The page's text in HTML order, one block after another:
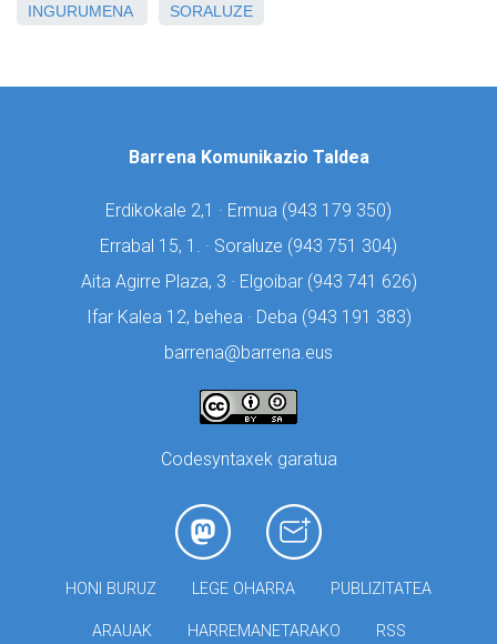
INGURUMENA SORALUZE
Barrena Komunikazio Taldea
Erdikokale 2,1 · Ermua (943 179 350)
Errabal 15, 1. · Soraluze (943 751 304)
Aita Agirre Plaza, 3 · Elgoibar (943 741 626)
Ifar Kalea 12, behea · Deba (943 191 383)
barrena@barrena.eus
Codesyntaxek garatua
HONI BURUZ LEGE OHARRA PUBLIZITATEA
ARAUAK HARREMANETARAKO RSS